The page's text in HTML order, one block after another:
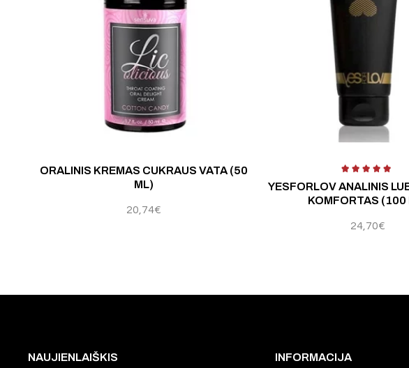
ORALINIS KREMAS CUKRAUS VATA (50
ML)
20,74€
YESFORLOV ANALINIS
KOMFORTAS (100
24,70€
5.00iš 5 Įvertinimas:
NAUJIENLAIŠKIS INFORMACIJA